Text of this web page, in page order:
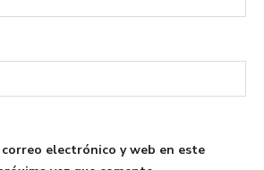
electrónico y web en este